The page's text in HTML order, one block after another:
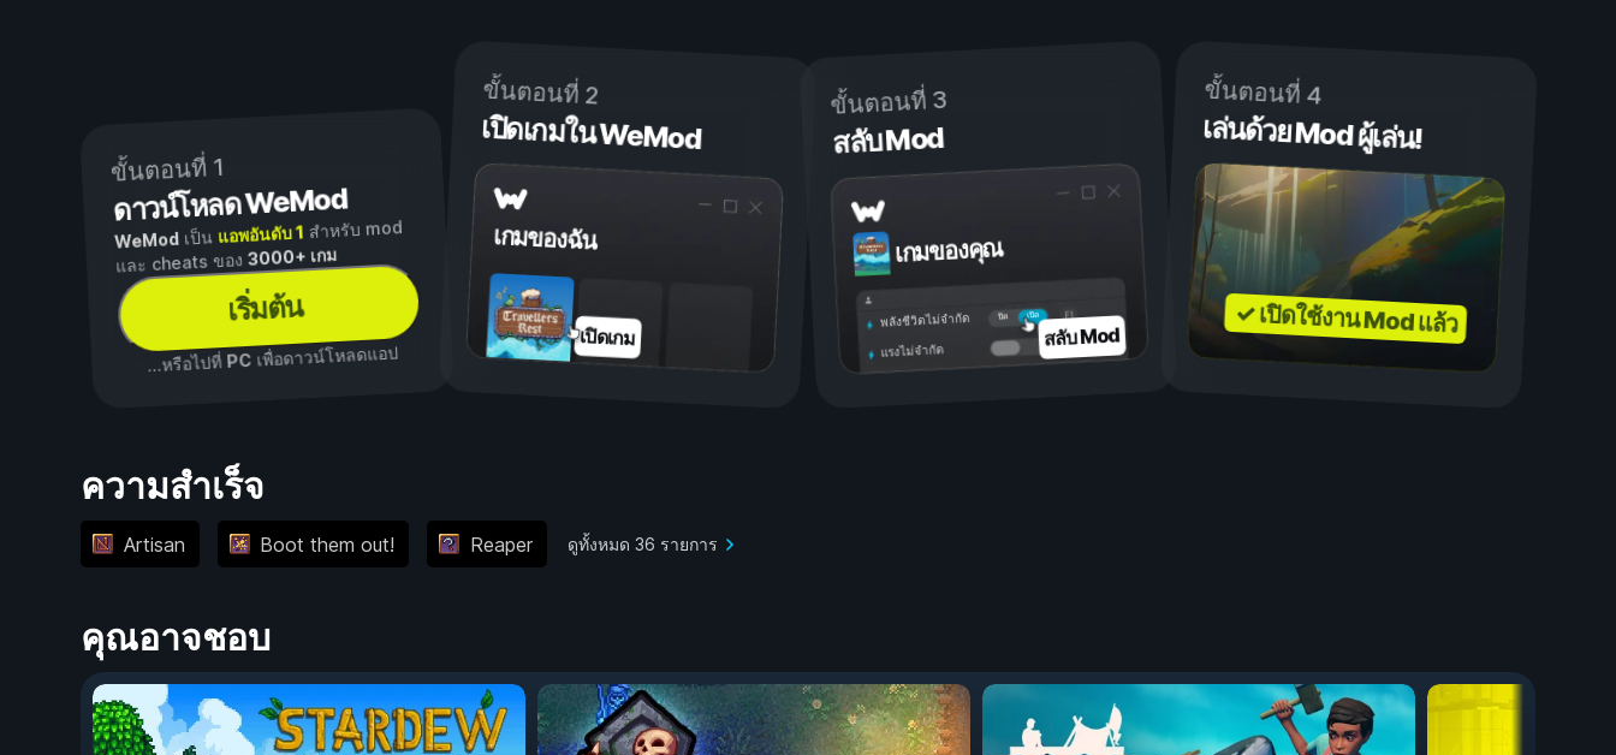
ขั้นตอนที่ 1
ดาวน์โหลด WeMod
WeModเป็น แอพอันดับ 1 สำหรับ mod
และ cheats ของ3000+ เกม
เริ่มต้น
...หรือไปที่ PCเพื่อดาวน์โหลดแอป
ขั้นตอนที่ 2
เปิดเกมใน WeMod
เกมของฉัน
เปิดเกม
ขั้นตอนที่ 3
สลับ Mod
เกมของคุณ
เปิด
ปิด
พลังชีวิตไม่จำกัด
แรงไม่จำกัด สลับ Mod
ขั้นตอนที่ 4
เล่นด้วย Mod ผู้เล่น!
✓ เปิดใช้งาน Mod แล้ว
ความสำเร็จ
Artisan Boot them out! Reaper ดูทั้งหมด 36 รายการ
คุณอาจชอบ